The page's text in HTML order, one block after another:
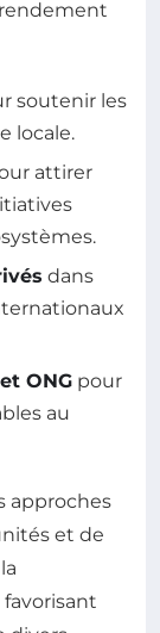
soutenir les
locale.
attirer
dans
ONG pour
au
approches
et de
favorisant